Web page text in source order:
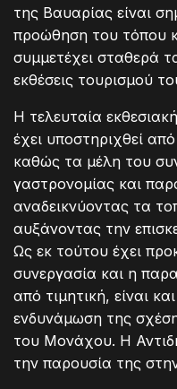
της Βαυαρίας είναι
προώθηση του τόπου
συμμετέχει σταθερά
εκθέσεις τουρισμού
Η τελευταία
έχει υποστηριχθεί
καθώς τα μέλη του
γαστρονομίας και
αναδεικνύοντας τα
αυξάνοντας την
Ως εκ τούτου έχει
συνεργασία και η
από τιμητική, είναι
ενδυνάμωση της
του Μονάχου. Η
την παρουσία της